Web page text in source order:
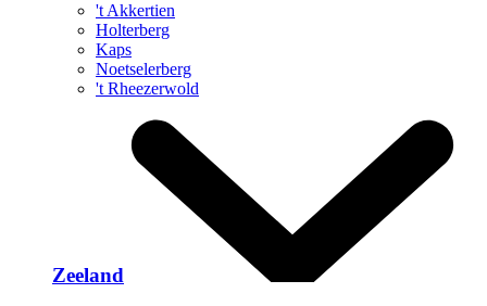
't Akkertien
Holterberg
Kaps
Noetselerberg
't Rheezerwold
Zeeland